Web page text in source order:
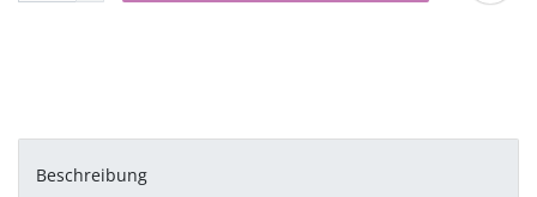
Beschreibung